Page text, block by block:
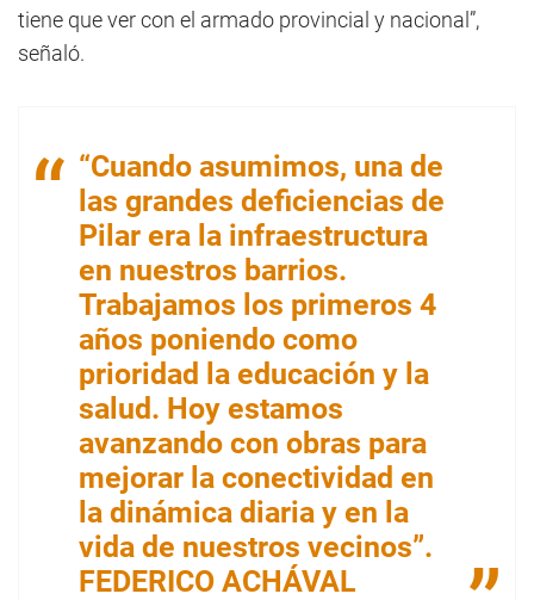
tiene que ver con el armado provincial y nacional”,
señaló.
“Cuando asumimos, una de
las grandes deficiencias de
Pilar era la infraestructura
en nuestros barrios.
Trabajamos los primeros 4
años poniendo como
prioridad la educación y la
salud. Hoy estamos
avanzando con obras para
mejorar la conectividad en
la dinámica diaria y en la
vida de nuestros vecinos”.
FEDERICO ACHÁVAL